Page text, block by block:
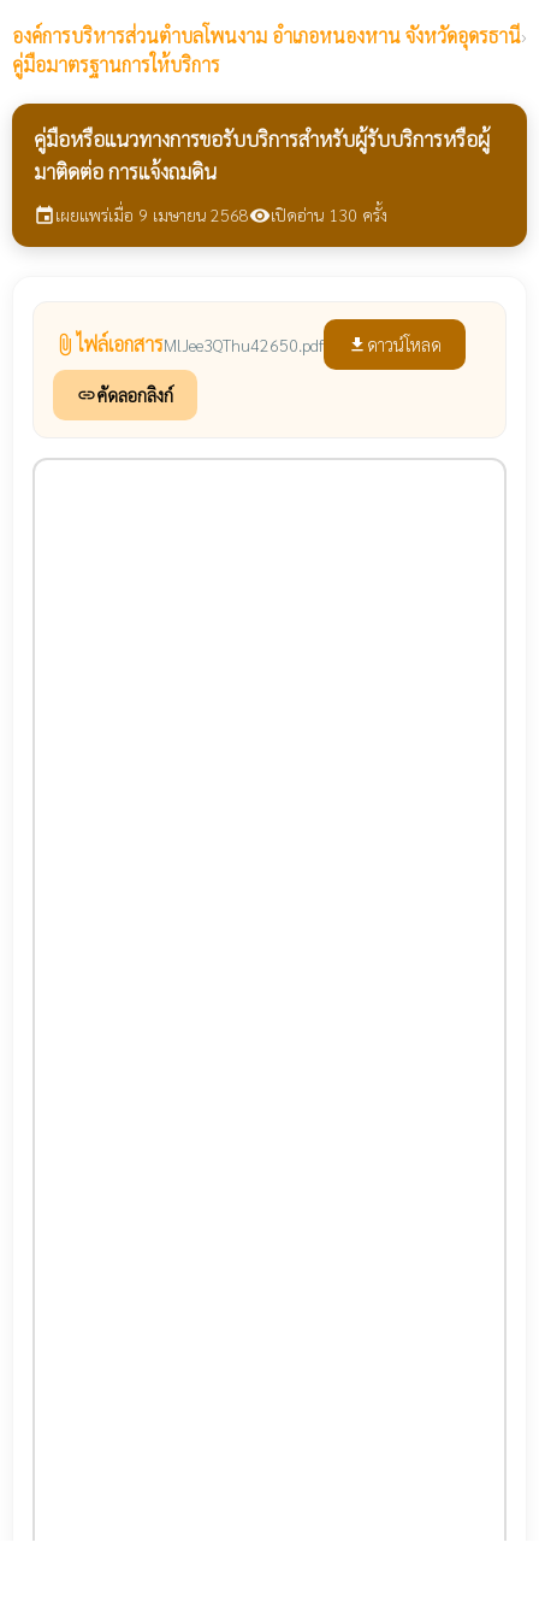
องค์การบริหารส่วนตำบลโพนงาม อำเภอหนองหาน จังหวัดอุดรธานี›
คู่มือมาตรฐานการให้บริการ
คู่มือหรือแนวทางการขอรับบริการสำหรับผู้รับบริการหรือผู้
มาติดต่อ การแจ้งถมดิน
eventเผยแพร่เมื่อ 9 เมษายน 2568visibilityเปิดอ่าน 130 ครั้ง
attach_file ไฟล์เอกสารMlJee3QThu42650.pdf file_download ดาวน์โหลด
linkคัดลอกลิงก์